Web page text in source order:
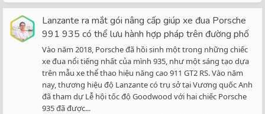
Lanzante ra mắt gói nâng cấp giúp xe đua Porsche
991 935 có thể lưu hành hợp pháp trên đường phố
Vào năm 2018, Porsche đã hồi sinh một trong những chiếc
xe đua nổi tiếng nhất của mình 935, như một sáng tạo dựa
trên mẫu xe thể thao hiệu năng cao 911 GT2 RS. Vào năm
nay, thương hiệu độ Lanzante có trụ sở tại Vương quốc Anh
đã tham dự Lễ hội tốc độ Goodwood với hai chiếc Porsche
935 đã được...